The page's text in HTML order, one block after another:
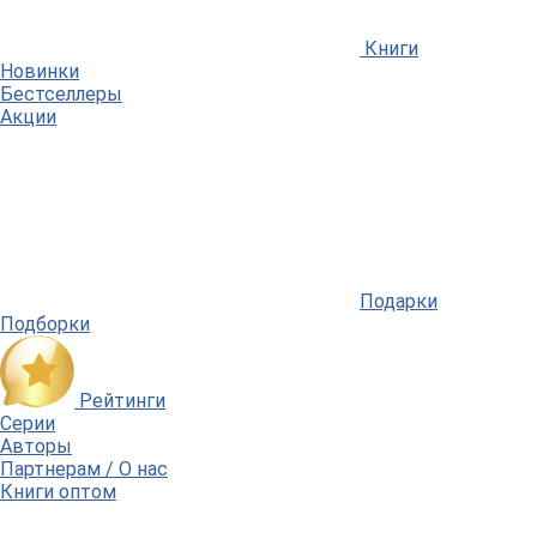
Книги
Новинки
Бестселлеры
Акции
Подарки
Подборки
Рейтинги
Серии
Авторы
Партнерам / О нас
Книги оптом